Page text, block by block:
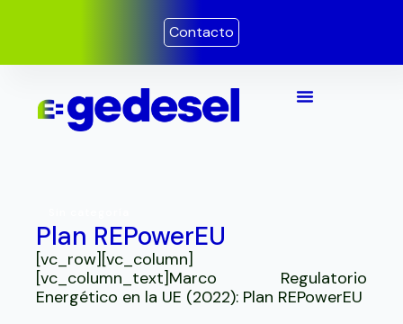
Contacto
Plan REPowerEU
[vc_row][vc_column]
[vc_column_text]Marco Regulatorio
Energético en la UE (2022): Plan REPowerEU